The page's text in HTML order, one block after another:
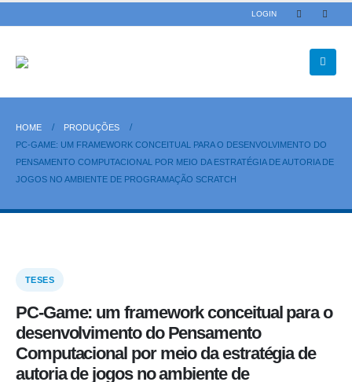
LOGIN
HOME
PRODUÇÕES
PC-GAME: UM FRAMEWORK CONCEITUAL PARA O DESENVOLVIMENTO DO
PENSAMENTO COMPUTACIONAL POR MEIO DA ESTRATÉGIA DE AUTORIA DE
JOGOS NO AMBIENTE DE PROGRAMAÇÃO SCRATCH
TESES
PC-Game: um framework conceitual para o
desenvolvimento do Pensamento
Computacional por meio da estratégia de
autoria de jogos no ambiente de